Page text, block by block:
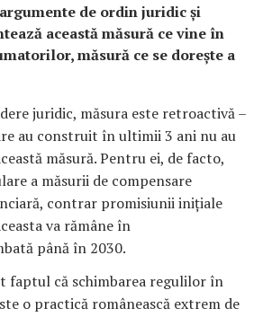
de ordin juridic și
această măsură ce vine în
măsură ce se dorește a
juridic, măsura este retroactivă –
au construit în ultimii 3 ani nu au
măsură. Pentru ei, de facto,
a măsurii de compensare
contrar promisiunii inițiale
va rămâne în
până în 2030.
faptul că schimbarea regulilor în
o practică românească extrem de